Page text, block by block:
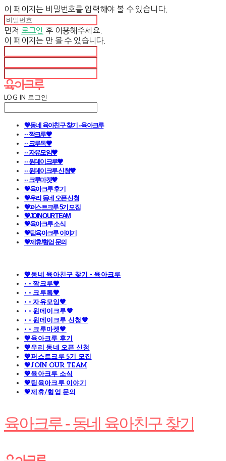
이 페이지는 비밀번호를 입력해야 볼 수 있습니다.
먼저 로그인 후 이용해주세요.
이 페이지는 만 볼 수 있습니다.
LOG IN 로그인
💖동네 육아친구 찾기 - 육아크루
· · 짝크루🧡
· · 크루톡🧡
· · 자유모임🧡
· · 원데이크루🧡
· · 원데이크루 신청🧡
· · 크루마켓🧡
💖육아크루 후기
💖우리 동네 오픈 신청
💖퍼스트크루 5기 모집
💖JOIN OUR TEAM
💖육아크루 소식
💖팀육아크루 이야기
💖제휴/협업 문의
💖동네 육아친구 찾기 - 육아크루
· · 짝크루🧡
· · 크루톡🧡
· · 자유모임🧡
· · 원데이크루🧡
· · 원데이크루 신청🧡
· · 크루마켓🧡
💖육아크루 후기
💖우리 동네 오픈 신청
💖퍼스트크루 5기 모집
💖JOIN OUR TEAM
💖육아크루 소식
💖팀육아크루 이야기
💖제휴/협업 문의
육아크루 - 동네 육아친구 찾기